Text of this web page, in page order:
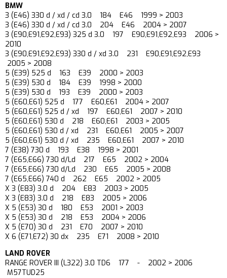
BMW
3 (E46) 330 d / xd / cd 3.0 184 E46 1999 > 2003
3 (E46) 330 d / xd / cd 3.0 204 E46 2004 > 2007
3 (E90,E91,E92,E93) 325 d 3.0 197 E90,E91,E92,E93 2006 >
2010
3 (E90,E91,E92,E93) 330 d / xd 3.0 231 E90,E91,E92,E93
2005 > 2008
5 (E39) 525 d 163 E39 2000 > 2003
5 (E39) 530 d 184 E39 1998 > 2000
5 (E39) 530 d 193 E39 2000 > 2003
5 (E60,E61) 525 d 177 E60,E61 2004 > 2007
5 (E60,E61) 525 d / xd 197 E60,E61 2007 > 2010
5 (E60,E61) 530 d 218 E60,E61 2003 > 2005
5 (E60,E61) 530 d / xd 231 E60,E61 2005 > 2007
5 (E60,E61) 530 d / xd 235 E60,E61 2007 > 2010
7 (E38) 730 d 193 E38 1998 > 2001
7 (E65,E66) 730 d/Ld 217 E65 2002 > 2004
7 (E65,E66) 730 d/Ld 230 E65 2005 > 2008
7 (E65,E66) 740 d 262 E65 2002 > 2005
X 3 (E83) 3.0 d 204 E83 2003 > 2005
X 3 (E83) 3.0 d 218 E83 2005 > 2006
X 5 (E53) 30 d 180 E53 2001 > 2003
X 5 (E53) 30 d 218 E53 2004 > 2006
X 5 (E70) 30 d 231 E70 2007 > 2010
X 6 (E71,E72) 30 dx 235 E71 2008 > 2010
LAND ROVER
RANGE ROVER III (L322) 3.0 TD6 177 - 2002 > 2006
M57TUD25